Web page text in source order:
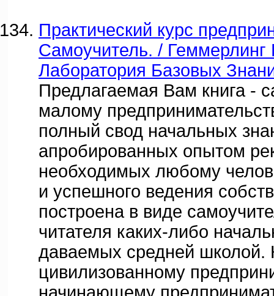
Практический курс
Самоучитель. / Геммерлинг
Лаборатория Базовых
Предлагаемая Вам книга -
малому
полный свод начальных
апробированных опытом
необходимых любому
и успешного ведения
построена в виде
читателя каких-либо
даваемых средней школой.
цивилизованному